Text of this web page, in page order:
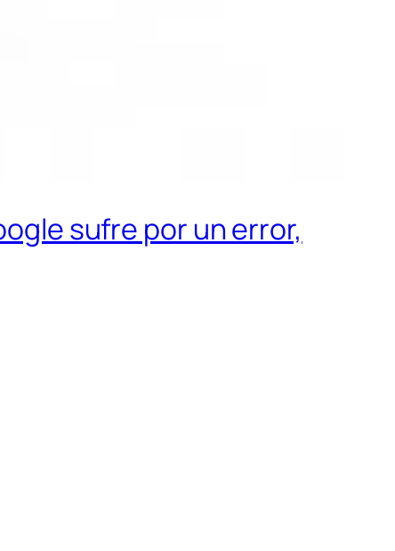
sufre por un error,